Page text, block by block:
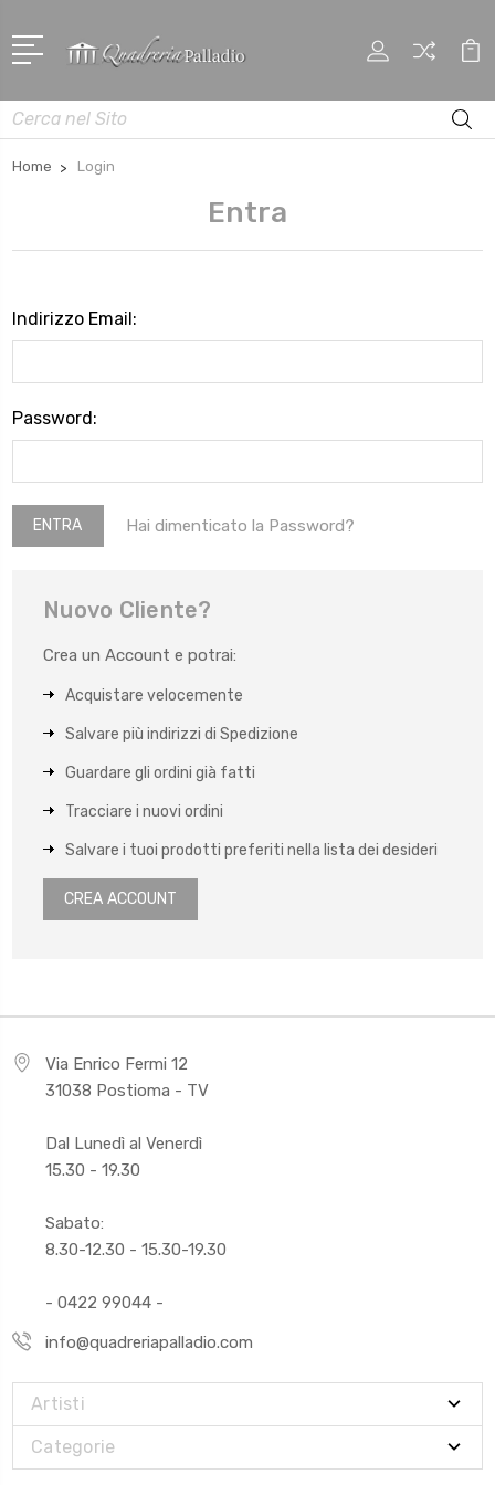
Cerca
Home Login
Entra
Indirizzo Email:
Password:
Hai dimenticato la Password?
Nuovo Cliente?
Crea un Account e potrai:
Acquistare velocemente
Salvare più indirizzi di Spedizione
Guardare gli ordini già fatti
Tracciare i nuovi ordini
Salvare i tuoi prodotti preferiti nella lista dei desideri
CREA ACCOUNT
Via Enrico Fermi 12
31038 Postioma - TV
Dal Lunedì al Venerdì
15.30 - 19.30
Sabato:
8.30-12.30 - 15.30-19.30
- 0422 99044 -
info@quadreriapalladio.com
Artisti
Categorie